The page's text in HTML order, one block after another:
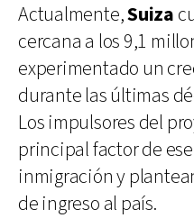
Actualmente,Suiza
cercana a los 9,1
experimentado un
durante las últimas
Los impulsores del
principal factor de
inmigración y
de ingreso al país.